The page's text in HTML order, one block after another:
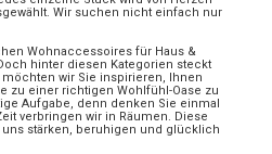
Wir suchen nicht einfach nur
Wohnaccessoires für Haus &
hinter diesen Kategorien steckt
wir Sie inspirieren, Ihnen
zu einer richtigen Wohlfühl-Oase zu
Aufgabe, denn denken Sie einmal
verbringen wir in Räumen. Diese
stärken, beruhigen und glücklich